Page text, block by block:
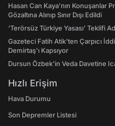
Hasan Can Kaya’nın Konuşanlar
Gözaltına Alınıp Sınır Dışı Edildi
‘Terörsüz Türkiye Yasası’ Teklifi
Gazeteci Fatih Atik'ten Çarpıcı
Demirtaş'ı Kapsıyor
Dursun Özbek'in Veda Davetine
Hızlı Erişim
Hava Durumu
Son Depremler Listesi